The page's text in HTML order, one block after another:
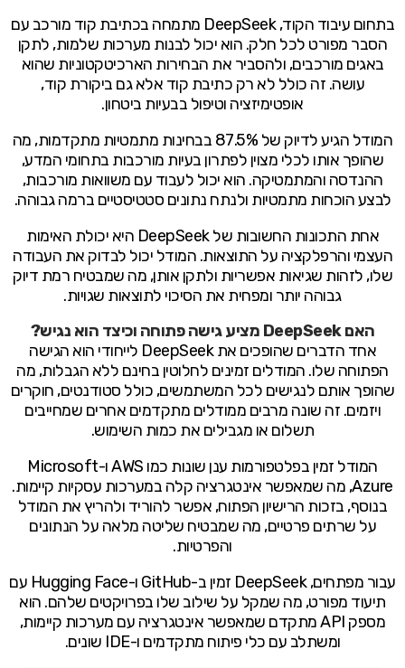
בתחום עיבוד הקוד, DeepSeek מתמחה בכתיבת קוד מורכב עם
הסבר מפורט לכל חלק. הוא יכול לבנות מערכות שלמות, לתקן
באגים מורכבים, ולהסביר את הבחירות הארכיטקטוניות שהוא
עושה. זה כולל לא רק כתיבת קוד אלא גם ביקורת קוד,
אופטימיזציה וטיפול בבעיות ביטחון.
המודל הגיע לדיוק של 87.5% בבחינות מתמטיות מתקדמות, מה
שהופך אותו לכלי מצוין לפתרון בעיות מורכבות בתחומי המדע,
ההנדסה והמתמטיקה. הוא יכול לעבוד עם משוואות מורכבות,
לבצע הוכחות מתמטיות ולנתח נתונים סטטיסטיים ברמה גבוהה.
אחת התכונות החשובות של DeepSeek היא יכולת האימות
העצמי והרפלקציה על התוצאות. המודל יכול לבדוק את העבודה
שלו, לזהות שגיאות אפשריות ולתקן אותן, מה שמבטיח רמת דיוק
גבוהה יותר ומפחית את הסיכוי לתוצאות שגויות.
האם DeepSeek מציע גישה פתוחה וכיצד הוא נגיש?
אחד הדברים שהופכים את DeepSeek לייחודי הוא הגישה
הפתוחה שלו. המודלים זמינים לחלוטין בחינם ללא הגבלות, מה
שהופך אותם לנגישים לכל המשתמשים, כולל סטודנטים, חוקרים
ויזמים. זה שונה מרבים ממודלים מתקדמים אחרים שמחייבים
תשלום או מגבילים את כמות השימוש.
המודל זמין בפלטפורמות ענן שונות כמו AWS ו-Microsoft
Azure, מה שמאפשר אינטגרציה קלה במערכות עסקיות קיימות.
בנוסף, בזכות הרישיון הפתוח, אפשר להוריד ולהריץ את המודל
על שרתים פרטיים, מה שמבטיח שליטה מלאה על הנתונים
והפרטיות.
עבור מפתחים, DeepSeek זמין ב-GitHub ו-Hugging Face עם
תיעוד מפורט, מה שמקל על שילוב שלו בפרויקטים שלהם. הוא
מספק API מתקדם שמאפשר אינטגרציה עם מערכות קיימות,
ומשתלב עם כלי פיתוח מתקדמים ו-IDE שונים.